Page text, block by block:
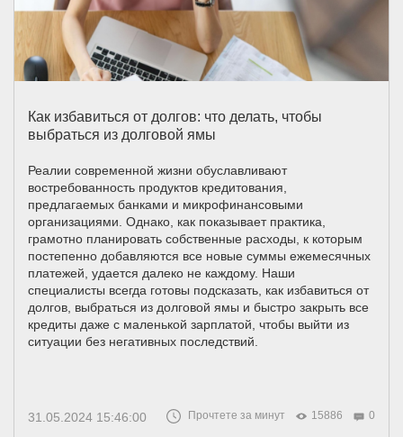
Как избавиться от долгов: что делать, чтобы
выбраться из долговой ямы
Реалии современной жизни обуславливают
востребованность продуктов кредитования,
предлагаемых банками и микрофинансовыми
организациями. Однако, как показывает практика,
грамотно планировать собственные расходы, к которым
постепенно добавляются все новые суммы ежемесячных
платежей, удается далеко не каждому. Наши
специалисты всегда готовы подсказать, как избавиться от
долгов, выбраться из долговой ямы и быстро закрыть все
кредиты даже с маленькой зарплатой, чтобы выйти из
ситуации без негативных последствий.
31.05.2024 15:46:00 Прочтете за минут 15886 0